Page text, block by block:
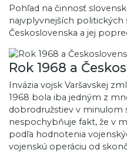
Pohľad na činnosť
najvplyvnejších
Československa a jej
Rok 1968 a
Invázia vojsk Varšavskej
1968 bola iba jedným z
dobrodružstiev v minulom
nespochybňuje fakt, že v
podľa hodnotenia
vojenskú operáciu od